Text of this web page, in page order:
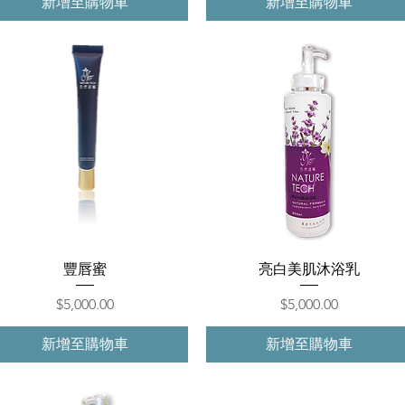
快速瀏覽
豐唇蜜
價格
$5,000.00
新增至購物車
快速瀏覽
亮白美肌沐浴乳
價格
$5,000.00
新增至購物車